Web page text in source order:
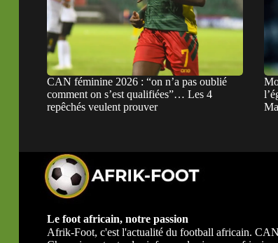
CAN féminine 2026 : “on n’a pas oublié
comment on s’est qualifiées”… Les 4
repêchés veulent prouver
Le foot africain, notre passion
Afrik-Foot, c'est l'actualité du football africain.